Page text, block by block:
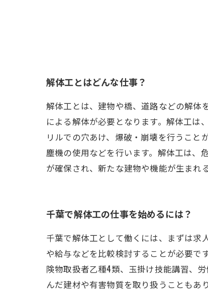
解体工とはどんな仕事？
解体工とは、建物や橋、道路などの解体
による解体が必要となります。解体工は
リルでの穴あけ、爆破・崩壊を行うこ
塵機の使用などを行います。解体工は、
が確保され、新たな建物や機能が生まれ
千葉で解体工の仕事を始めるには？
千葉で解体工として働くには、まずは求
や給与などを比較検討することが必要で
険物取扱者乙種4類、玉掛け技能講習、
んだ建材や有害物質を取り扱うこともあ